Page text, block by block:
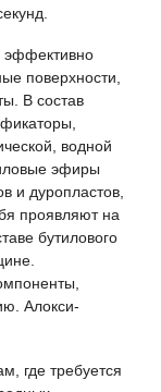
эффективно
поверхности,
В состав
водной
эфиры
и дуропластов,
проявляют на
бутилового
Алокси-
где требуется